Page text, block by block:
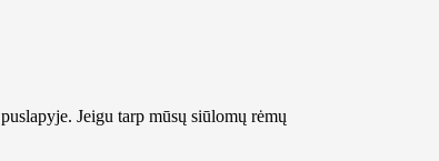
Jeigu tarp mūsų siūlomų rėmų